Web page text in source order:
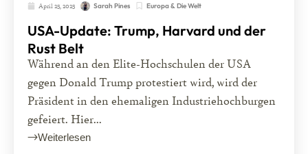
April 25, 2025 Sarah Pines Europa & Die Welt
USA-Update: Trump, Harvard und der
Rust Belt
Während an den Elite-Hochschulen der USA
gegen Donald Trump protestiert wird, wird der
Präsident in den ehemaligen Industriehochburgen
gefeiert. Hier...
Weiterlesen